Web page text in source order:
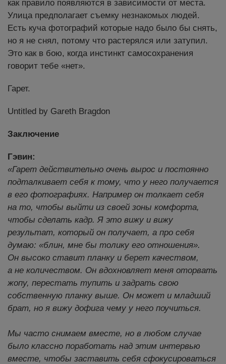
как правило появляются в зависимости от места.
Улица предполагает съемку незнакомых людей.
Есть куча фотографий которые надо было бы снять,
но я не снял, потому что растерялся или затупил.
Это как в бою, когда инстинкт самосохранения
говорит тебе «нет».
Гарет.
Untitled by Gareth Bragdon
Заключение
Гэвин:
«Гарет действительно очень вырос и постоянно
подталкивает себя к тому, что у него получается
в его фотографиях. Например он толкает себя
на то, чтобы выйти из своей зоны комфорта,
чтобы сделать кадр. Я это вижу и вижу
результат, который он получает, а про себя
думаю: «блин, мне бы толику его отношения».
Он высоко ставит планку и берет качеством,
а не количеством. Он вдохновляет меня оторвать
жопу, перестать тупить и задрать свою
собственную планку выше. Он может и младший
брат, но я вижу дофига чему у него поучиться.
Мы часто снимаем вместе, но в любом случае
было классно поработать над этим интервью
вместе, чтобы заставить себя сфокусироваться